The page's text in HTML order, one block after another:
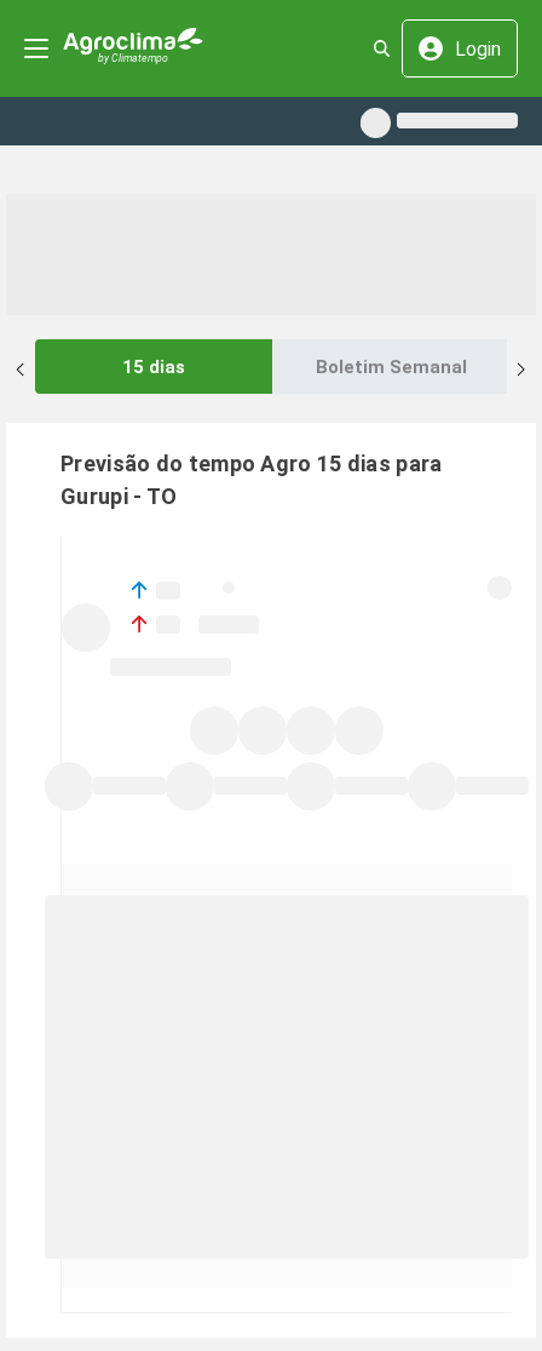
Login
15 dias Boletim Semanal
Previsão do tempo Agro 15 dias para
Gurupi- TO